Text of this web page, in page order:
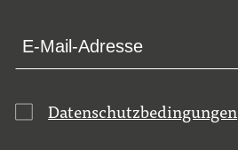
Datenschutzbedingungen